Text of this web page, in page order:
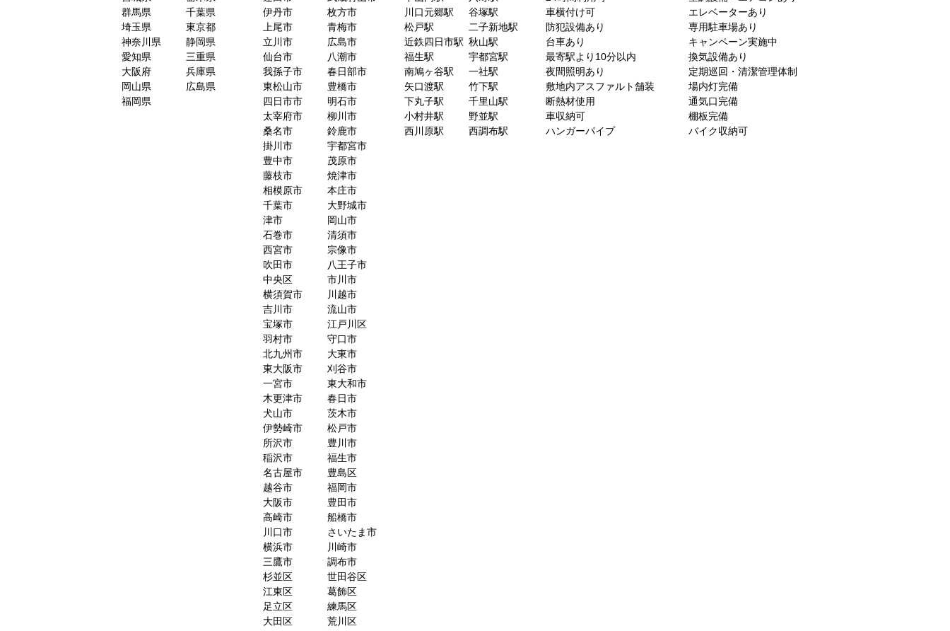
群馬県
千葉県
埼玉県
東京都
神奈川県
静岡県
愛知県
三重県
大阪府
兵庫県
岡山県
広島県
福岡県
伊丹市
枚方市
上尾市
青梅市
立川市
広島市
仙台市
八潮市
我孫子市
春日部市
東松山市
豊橋市
四日市市
明石市
太宰府市
柳川市
桑名市
鈴鹿市
掛川市
宇都宮市
豊中市
茂原市
藤枝市
焼津市
相模原市
本庄市
千葉市
大野城市
津市
岡山市
石巻市
清須市
西宮市
宗像市
吹田市
八王子市
中央区
市川市
横須賀市
川越市
吉川市
流山市
宝塚市
江戸川区
羽村市
守口市
北九州市
大東市
東大阪市
刈谷市
一宮市
東大和市
木更津市
春日市
犬山市
茨木市
伊勢崎市
松戸市
所沢市
豊川市
稲沢市
福生市
名古屋市
豊島区
越谷市
福岡市
大阪市
豊田市
高崎市
船橋市
川口市
さいたま市
横浜市
川崎市
三鷹市
調布市
杉並区
世田谷区
江東区
葛飾区
足立区
練馬区
大田区
荒川区
川口元郷駅
谷塚駅
松戸駅
二子新地駅
近鉄四日市駅 秋山駅
福生駅
宇都宮駅
南鳩ヶ谷駅
一社駅
矢口渡駅
竹下駅
下丸子駅
千里山駅
小村井駅
野並駅
西川原駅
西調布駅
車横付け可
エレベーターあり
防犯設備あり
専用駐車場あり
台車あり
キャンペーン実施中
最寄駅より10分以内
換気設備あり
夜間照明あり
定期巡回・清潔管理体制
敷地内アスファルト舗装
場内灯完備
断熱材使用
通気口完備
車収納可
棚板完備
ハンガーパイプ
バイク収納可